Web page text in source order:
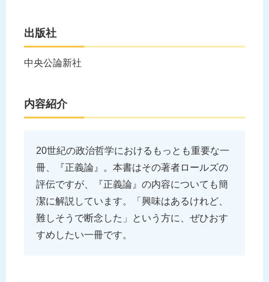
出版社
中央公論新社
内容紹介
20世紀の政治哲学におけるもっとも重要な一
冊、『正義論』。本書はその著者ロールズの
評伝ですが、『正義論』の内容についても簡
潔に解説しています。「興味はあるけれど、
難しそうで断念した」という方に、ぜひおす
すめしたい一冊です。